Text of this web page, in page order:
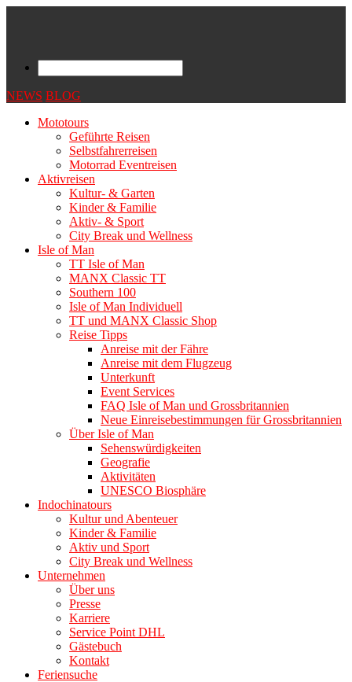
NEWS BLOG
Mototours
Geführte Reisen
Selbstfahrerreisen
Motorrad Eventreisen
Aktivreisen
Kultur- & Garten
Kinder & Familie
Aktiv- & Sport
City Break und Wellness
Isle of Man
TT Isle of Man
MANX Classic TT
Southern 100
Isle of Man Individuell
TT und MANX Classic Shop
Reise Tipps
Anreise mit der Fähre
Anreise mit dem Flugzeug
Unterkunft
Event Services
FAQ Isle of Man und Grossbritannien
Neue Einreisebestimmungen für Grossbritannien
Über Isle of Man
Sehenswürdigkeiten
Geografie
Aktivitäten
UNESCO Biosphäre
Indochinatours
Kultur und Abenteuer
Kinder & Familie
Aktiv und Sport
City Break und Wellness
Unternehmen
Über uns
Presse
Karriere
Service Point DHL
Gästebuch
Kontakt
Feriensuche